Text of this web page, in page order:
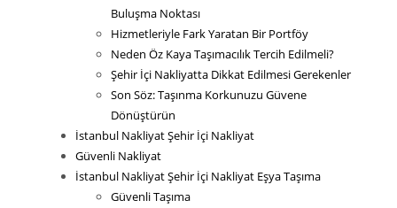
Buluşma Noktası
Hizmetleriyle Fark Yaratan Bir Portföy
Neden Öz Kaya Taşımacılık Tercih Edilmeli?
Şehir İçi Nakliyatta Dikkat Edilmesi Gerekenler
Son Söz: Taşınma Korkunuzu Güvene
Dönüştürün
İstanbul Nakliyat Şehir İçi Nakliyat
Güvenli Nakliyat
İstanbul Nakliyat Şehir İçi Nakliyat Eşya Taşıma
Güvenli Taşıma